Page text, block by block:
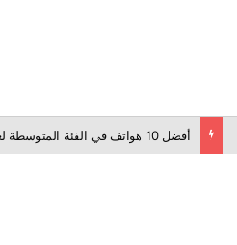
أفضل 10 هواتف في الفئة المتوسطة لعام 2026